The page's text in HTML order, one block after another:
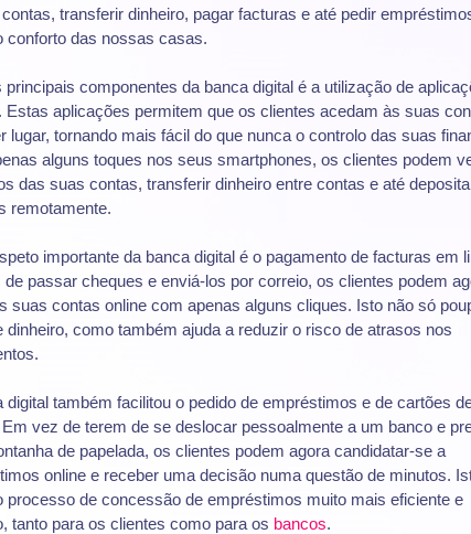
transferir dinheiro, pagar facturas e até pedir
conforto das nossas casas.
principais componentes da banca digital é a utilização de
Estas aplicações permitem que os clientes acedam às suas
lugar, tornando mais fácil do que nunca o controlo das suas
alguns toques nos seus smartphones, os clientes podem
das suas contas, transferir dinheiro entre contas e até
remotamente.
importante da banca digital é o pagamento de facturas em
de passar cheques e enviá-los por correio, os clientes podem
suas contas online com apenas alguns cliques. Isto não só
dinheiro, como também ajuda a reduzir o risco de atrasos nos
digital também facilitou o pedido de empréstimos e de cartões
vez de terem de se deslocar pessoalmente a um banco e
de papelada, os clientes podem agora candidatar-se a
online e receber uma decisão numa questão de minutos.
processo de concessão de empréstimos muito mais eficiente e
tanto para os clientes como para os bancos.